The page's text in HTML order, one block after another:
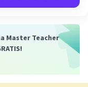
Master Teacher